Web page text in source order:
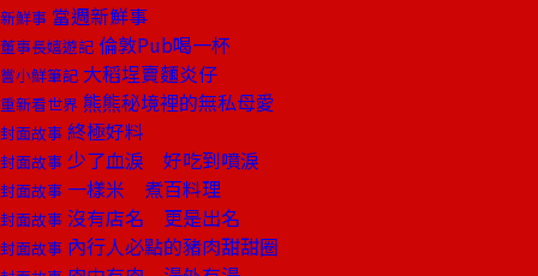
新鮮事 當週新鮮事
董事長嬉遊記 倫敦Pub喝一杯
嘗小鮮筆記 大稻埕賣麵炎仔
重新看世界 熊熊秘境裡的無私母愛
封面故事 終極好料
封面故事 少了血淚 好吃到噴淚
封面故事 一樣米 煮百料理
封面故事 沒有店名 更是出名
封面故事 內行人必點的豬肉甜甜圈